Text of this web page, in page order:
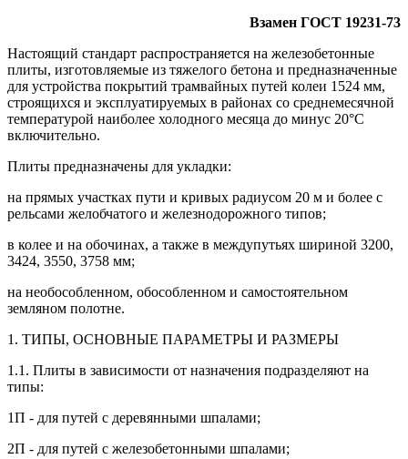
Взамен ГОСТ 19231-73
Настоящий стандарт распространяется на железобетонные
плиты, изготовляемые из тяжелого бетона и предназначенные
для устройства покрытий трамвайных путей колеи 1524 мм,
строящихся и эксплуатируемых в районах со среднемесячной
температурой наиболее холодного месяца до минус 20°С
включительно.
Плиты предназначены для укладки:
на прямых участках пути и кривых радиусом 20 м и более с
рельсами желобчатого и железнодорожного типов;
в колее и на обочинах, а также в междупутьях шириной 3200,
3424, 3550, 3758 мм;
на необособленном, обособленном и самостоятельном
земляном полотне.
1. ТИПЫ, ОСНОВНЫЕ ПАРАМЕТРЫ И РАЗМЕРЫ
1.1. Плиты в зависимости от назначения подразделяют на
типы:
1П - для путей с деревянными шпалами;
2П - для путей с железобетонными шпалами;